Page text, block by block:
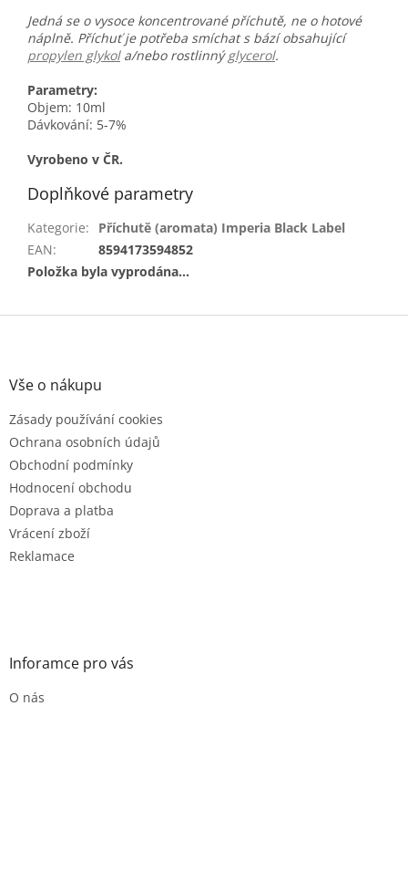
Jedná se o vysoce koncentrované příchutě, ne o hotové
náplně. Příchuť je potřeba smíchat s bází obsahující
propylen glykola/nebo rostlinnýglycerol.
Parametry:
Objem: 10ml
Dávkování: 5-7%
Vyrobeno v ČR.
Doplňkové parametry
Kategorie:
Příchutě (aromata) Imperia Black Label
EAN:
8594173594852
Položka byla vyprodána…
Z
Vše o nákupu
Zásady používání cookies
Ochrana osobních údajů
Obchodní podmínky
Hodnocení obchodu
Doprava a platba
Vrácení zboží
Reklamace
Inforamce pro vás
O nás